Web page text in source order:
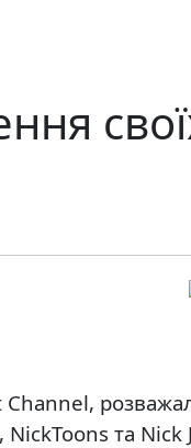
Channel,
та Nick